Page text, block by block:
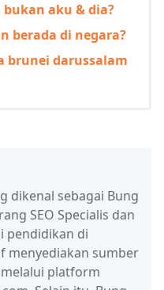
aku & dia?
berada di negara?
brunei darussalam
dikenal sebagai Bung
SEO Specialis dan
pendidikan di
menyediakan sumber
platform